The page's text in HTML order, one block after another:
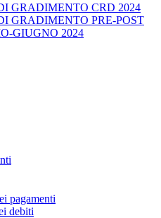
GRADIMENTO CRD 2024
GRADIMENTO PRE-POST
GIUGNO 2024
pagamenti
debiti